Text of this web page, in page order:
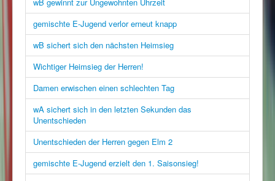
wB gewinnt zur Ungewohnten Uhrzeit
gemischte E-Jugend verlor erneut knapp
wB sichert sich den nächsten Heimsieg
Wichtiger Heimsieg der Herren!
Damen erwischen einen schlechten Tag
wA sichert sich in den letzten Sekunden das
Unentschieden
Unentschieden der Herren gegen Elm 2
gemischte E-Jugend erzielt den 1. Saisonsieg!